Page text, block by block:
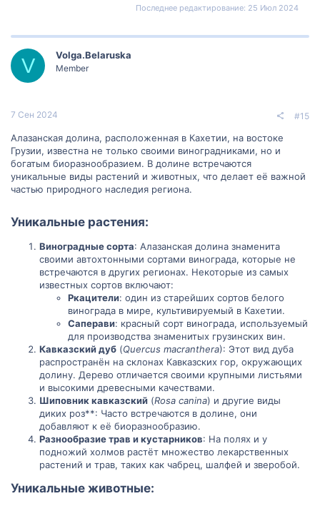
Последнее редактирование: 25 Июл 2024
V Volga.Belaruska
Member
7 Сен 2024 #15
Алазанская долина, расположенная в Кахетии, на востоке
Грузии, известна не только своими виноградниками, но и
богатым биоразнообразием. В долине встречаются
уникальные виды растений и животных, что делает её важной
частью природного наследия региона.
Уникальные растения:​
Виноградные сорта: Алазанская долина знаменита
своими автохтонными сортами винограда, которые не
встречаются в других регионах. Некоторые из самых
известных сортов включают:
Ркацители: один из старейших сортов белого
винограда в мире, культивируемый в Кахетии.
Саперави: красный сорт винограда, используемый
для производства знаменитых грузинских вин.
Кавказский дуб (Quercus macranthera): Этот вид дуба
распространён на склонах Кавказских гор, окружающих
долину. Дерево отличается своими крупными листьями
и высокими древесными качествами.
Шиповник кавказский (Rosa canina) и другие виды
диких роз**: Часто встречаются в долине, они
добавляют к её биоразнообразию.
Разнообразие трав и кустарников: На полях и у
подножий холмов растёт множество лекарственных
растений и трав, таких как чабрец, шалфей и зверобой.
Уникальные животные:​